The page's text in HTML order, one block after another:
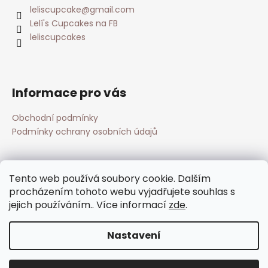
Tento web používá soubory cookie. Dalším
procházením tohoto webu vyjadřujete souhlas s
jejich používáním.. Více informací zde.
Nastavení
leliscupcake@gmail.com
Lelí's Cupcakes na FB
leliscupcakes
Informace pro vás
Obchodní podmínky
Podmínky ochrany osobních údajů
Přijímáme online platby
Copyright 2026Lelí's cupcakes. Všechna práva